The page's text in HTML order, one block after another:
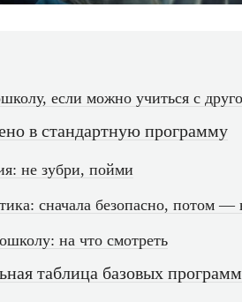
если можно учиться с
в стандартную программу
не зубри, пойми
сначала безопасно, потом —
на что смотреть
таблица базовых программ